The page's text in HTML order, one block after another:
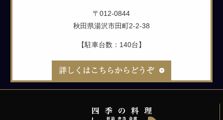
〒012-0844
秋田県湯沢市田町2-2-38
【駐車台数：140台】